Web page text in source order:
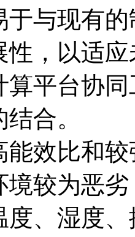
与现有的
，以
平台协同
合。
能效比和
较为恶劣
、湿度